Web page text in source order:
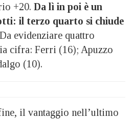
+20. Da lì in poi è un
il terzo quarto si chiude
Da evidenziare quattro
cifra: Ferri (16); Apuzzo
(10).
il vantaggio nell’ultimo